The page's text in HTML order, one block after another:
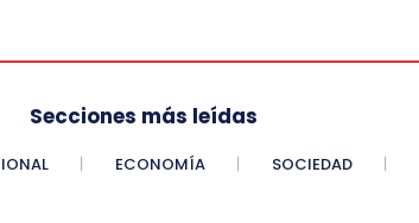
Secciones más leídas
ECONOMÍA SOCIEDAD